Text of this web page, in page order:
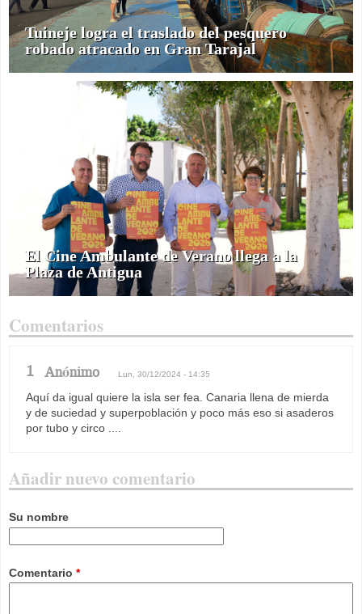
Tuineje logra el traslado del pesquero
robado atracado en Gran Tarajal
El Cine Ambulante de Verano llega a la
Plaza de Antigua
Comentarios
1 Anónimo Lun, 30/12/2024 - 14:35
Aquí da igual quiere la isla ser fea. Canaria llena de mierda
y de suciedad y superpoblación y poco más eso si asaderos
por tubo y circo ....
Añadir nuevo comentario
Su nombre
Comentario *